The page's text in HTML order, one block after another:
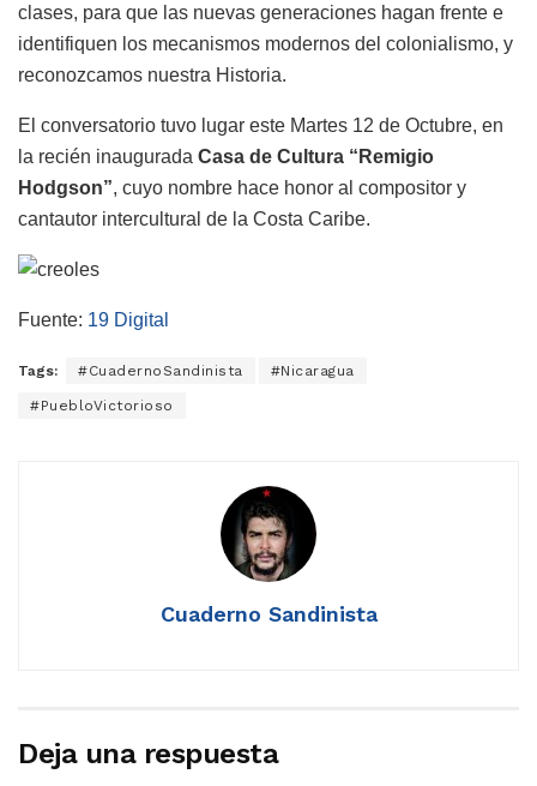
clases, para que las nuevas generaciones hagan frente e
identifiquen los mecanismos modernos del colonialismo, y
reconozcamos nuestra Historia.
El conversatorio tuvo lugar este Martes 12 de Octubre, en
la recién inaugurada Casa de Cultura “Remigio
Hodgson”, cuyo nombre hace honor al compositor y
cantautor intercultural de la Costa Caribe.
Fuente: 19 Digital
Tags: #CuadernoSandinista #Nicaragua
#PuebloVictorioso
Cuaderno Sandinista
Deja una respuesta